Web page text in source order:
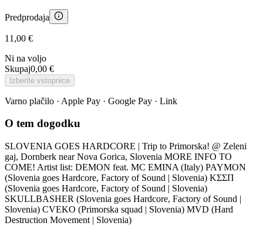
Predprodaja
11,00 €
Ni na voljo
Skupaj0,00 €
Izberite vstopnice
Varno plačilo · Apple Pay · Google Pay · Link
O tem dogodku
SLOVENIA GOES HARDCORE | Trip to Primorska! @ Zeleni
gaj, Dornberk near Nova Gorica, Slovenia MORE INFO TO
COME! Artist list: DEMON feat. MC EMINA (Italy) PAYMON
(Slovenia goes Hardcore, Factory of Sound | Slovenia) KΣΣП
(Slovenia goes Hardcore, Factory of Sound | Slovenia)
SKULLBASHER (Slovenia goes Hardcore, Factory of Sound |
Slovenia) CVEKO (Primorska squad | Slovenia) MVD (Hard
Destruction Movement | Slovenia)